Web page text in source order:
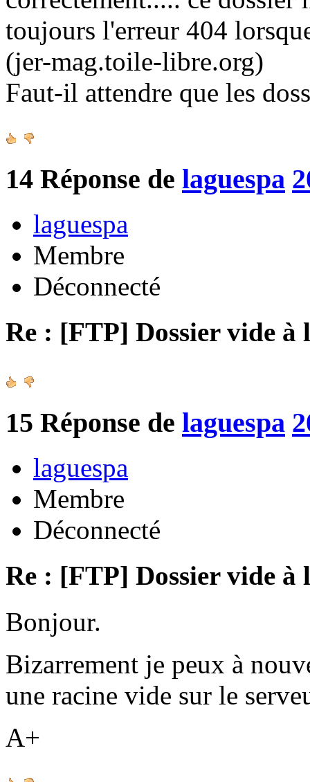
toujours l'erreur 404
(jer-mag.toile-libre.org)
Faut-il attendre que les
14 Réponse de laguespa
laguespa
Membre
Déconnecté
Re : [FTP] Dossier vide à
15 Réponse de laguespa
laguespa
Membre
Déconnecté
Re : [FTP] Dossier vide à
Bonjour.
Bizarrement je peux à
une racine vide sur le
A+